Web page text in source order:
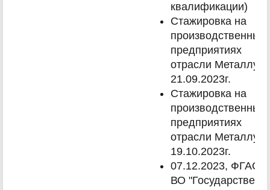
квалификации)
Стажировка на
производственных
предприятиях
отрасли
21.09.2023г.
Стажировка на
производственных
предприятиях
отрасли
19.10.2023г.
07.12.2023, ФГАОУ
ВО